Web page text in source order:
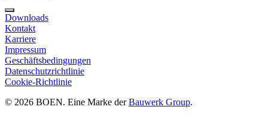
Downloads
Kontakt
Karriere
Impressum
Geschäftsbedingungen
Datenschutzrichtlinie
Cookie-Richtlinie
© 2026 BOEN. Eine Marke derBauwerk Group.